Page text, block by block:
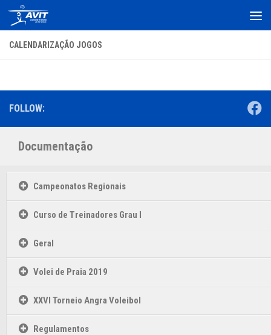
Skip to content
CALENDARIZAÇÃO JOGOS
FOLLOW:
Documentação
Campeonatos Regionais
Curso de Treinadores Grau I
Geral
Volei de Praia 2019
XXVI Torneio Angra Voleibol
Regulamentos